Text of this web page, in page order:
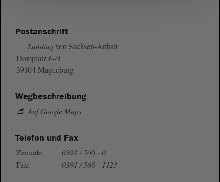
Postanschrift
Landtag von Sachsen-Anhalt
Domplatz 6–9
39104 Magdeburg
Wegbeschreibung
Auf Google Maps
Telefon und Fax
Zentrale:
0391 / 560 - 0
Fax:
0391 / 560 - 1123